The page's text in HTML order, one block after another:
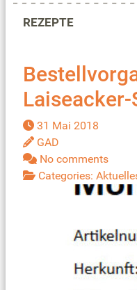
REZEPTE
Laiseacker-
31 Mai 2018
GAD
No comments
Categories: